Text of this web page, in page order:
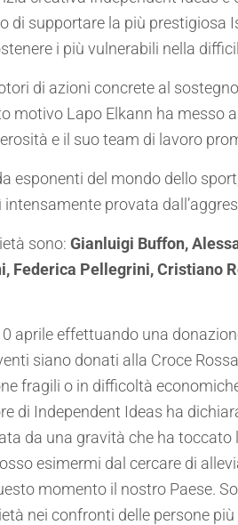
di supportare la più prestigiosa
i più vulnerabili nella
di azioni concrete al
motivo Lapo Elkann ha messo
e il suo team di lavoro
esponenti del mondo dello
provata
sono: Gianluigi Buffon,
Federica Pellegrini, Cristiano
aprile effettuando una
siano donati alla Croce
fragili o in difficoltà
di Independent Ideas ha
da una gravità che ha
esimermi dal cercare di
momento il nostro Paese.
nei confronti delle persone